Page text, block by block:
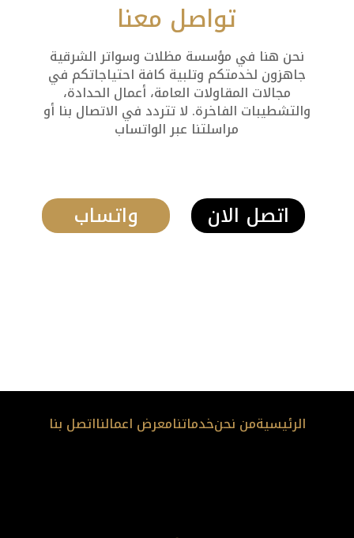
تواصل معنا
نحن هنا في مؤسسة مظلات وسواتر الشرقية
جاهزون لخدمتكم وتلبية كافة احتياجاتكم في
مجالات المقاولات العامة، أعمال الحدادة،
والتشطيبات الفاخرة. لا تتردد في الاتصال بنا أو
مراسلتنا عبر الواتساب
واتساب اتصل الان
الرئيسيةمن نحنخدماتنامعرض اعمالنااتصل بنا